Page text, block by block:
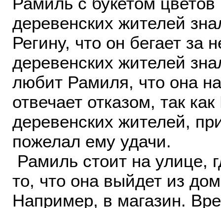
деревенских жителей
Регину, что он бегает за
деревенских жителей
любит Рамиля, что она
отвечает отказом, так
деревенских жителей,
пожелал ему удачи.
Рамиль стоит на улице,
то, что она выйдет из
Например, в магазин.